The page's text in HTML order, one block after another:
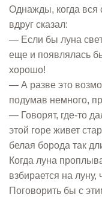
Однажды, когда вся
вдруг сказал:
— Если бы луна
еще и появлялась
хорошо!
— А разве это
подумав немного,
— Говорят, где-то
этой горе живет
белая борода так
Когда луна
взбирается на луну,
Поговорить бы с